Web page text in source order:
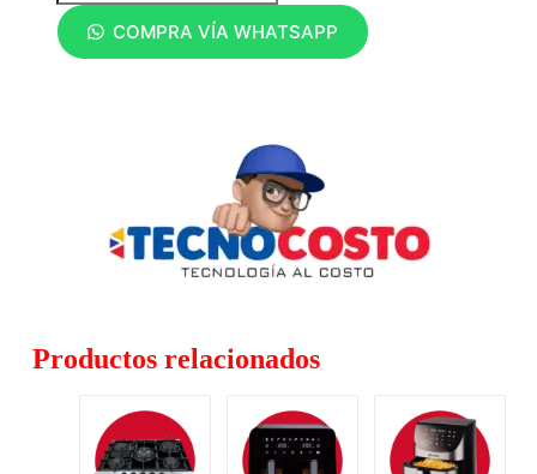
COMPRA VÍA WHATSAPP
Productos relacionados